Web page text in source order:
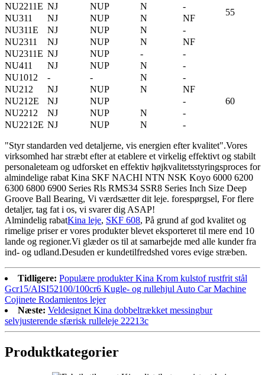
55
NU2211E NJ NUP N
-
NU311
NJ NUP N
NF
NU311E
NJ NUP N
-
NU2311
NJ NUP N
NF
NU2311E NJ NUP -
-
NU411
NJ NUP N
-
NU1012
- - N -
60
NU212 NJ NUP N
NF
NU212E
NJ NUP
-
NU2212
NJ NUP N
-
NU2212E NJ NUP N -
"Styr standarden ved detaljerne, vis energien efter kvalitet".Vores
virksomhed har stræbt efter at etablere et virkelig effektivt og stabilt
personaleteam og udforsket en effektiv højkvalitetsstyringsproces for
almindelige rabat Kina SKF NACHI NTN NSK Koyo 6000 6200
6300 6800 6900 Series Rls RMS34 SSR8 Series Inch Size Deep
Groove Ball Bearing, Vi værdsætter dit leje. forespørgsel, For flere
detaljer, tag fat i os, vi svarer dig ASAP!
Almindelig rabatKina leje, SKF 608, På grund af god kvalitet og
rimelige priser er vores produkter blevet eksporteret til mere end 10
lande og regioner.Vi glæder os til at samarbejde med alle kunder fra
ind- og udland.Desuden er kundetilfredshed vores evige stræben.
Tidligere: Populære produkter Kina Krom kulstof rustfrit stål
Gcr15/AISI52100/100cr6 Kugle- og rullehjul Auto Car Machine
Cojinete Rodamientos lejer
Næste: Veldesignet Kina dobbeltrækket messingbur
selvjusterende sfærisk rulleleje 22213c
Produktkategorier